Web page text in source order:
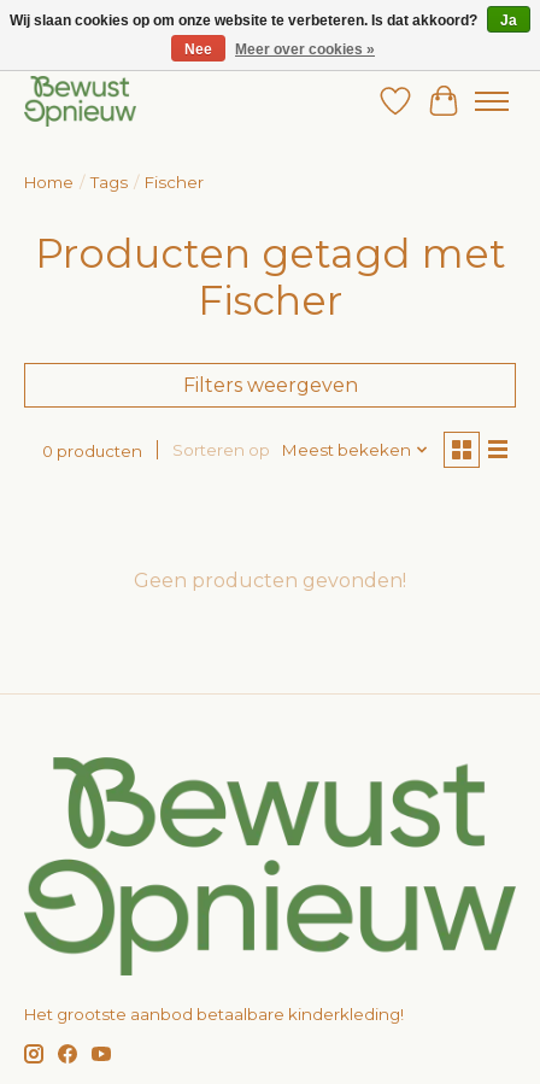
Wij bieden het grootste aanbod in betaalbare kinderkleding!
Verlanglijst
Home / Tags / Fischer
Producten getagd met
Fischer
Filters weergeven
0 producten Sorteren op Meest bekeken
Geen producten gevonden!
Het grootste aanbod betaalbare kinderkleding!
Wij slaan cookies op om onze website te verbeteren. Is dat akkoord?
Ja
Nee
Meer over cookies »